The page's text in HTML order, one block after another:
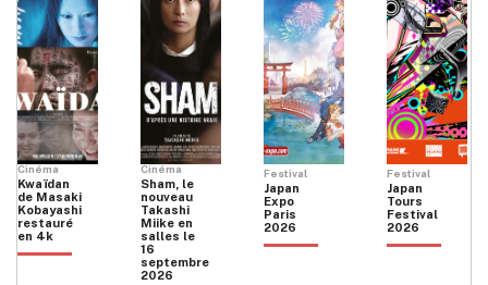
Cinéma
Kwaïdan
de Masaki
Kobayashi
restauré
en 4k
Cinéma
Sham, le
nouveau
Takashi
Miike en
salles le
16
septembre
2026
Festival
Japan
Expo
Paris
2026
Festival
Japan
Tours
Festival
2026